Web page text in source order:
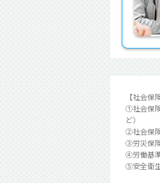
【社会保
①社会保
ど）
②社会保
③労災保
④労働基
⑤安全衛